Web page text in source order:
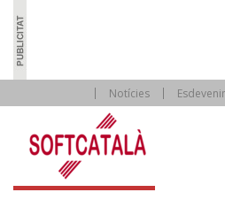
Notícies